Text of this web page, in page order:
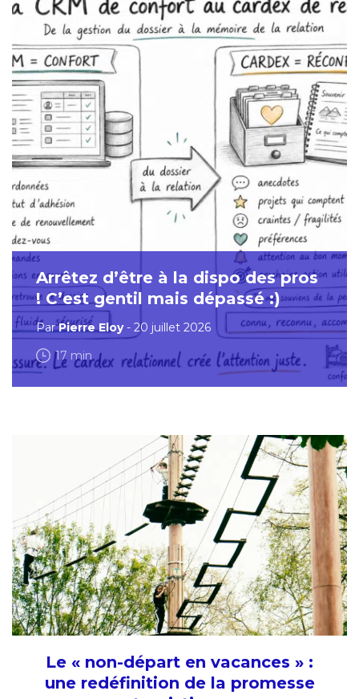
Arrêtez d’être à la dispo des pros
! C’est gentil mais dépassé :)
ParPierre Eloy- 20 juillet 2026
17 min
Le « non-départ en vacances » :
une redéfinition de la promesse